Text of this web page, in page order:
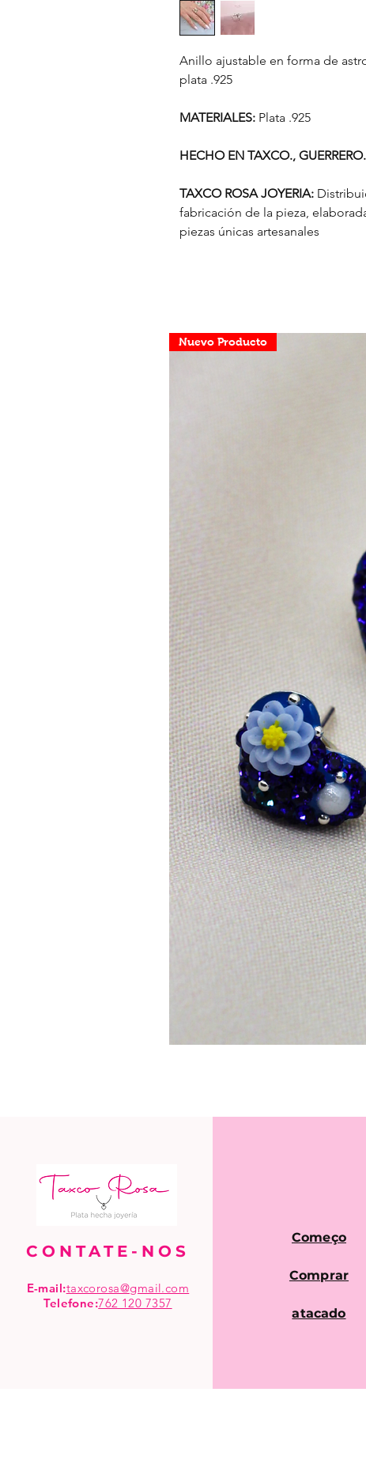
Anillo ajustable en forma de
plata .925
MATERIALES: Plata .925
HECHO EN TAXCO., GUERRERO.
TAXCO ROSA JOYERIA:
fabricación de la pieza,
piezas únicas artesanales
Nuevo Producto
CONTATE-NOS
E-mail:taxcorosa@gmail.com
Telefone:762 120 7357
Começo
Comprar
atacado